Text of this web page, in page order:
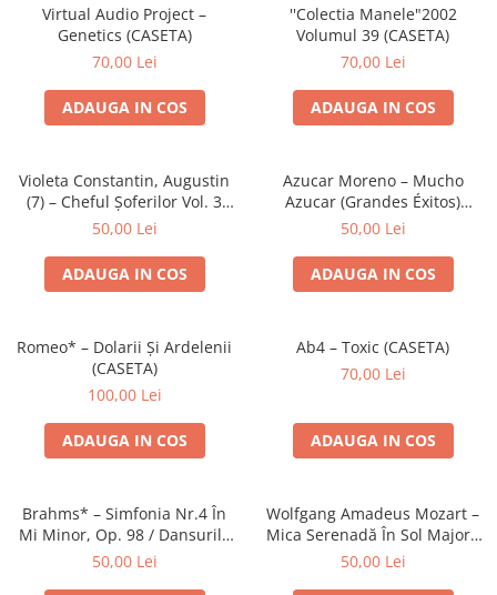
Viniluri Românești
Colecția Electrecord
Virtual Audio Project –
Genetics (CASETA)
70,00 Lei
ADAUGA IN COS
''Colectia Manele"2002
Volumul 39 (CASETA)
70,00 Lei
ADAUGA IN COS
Violeta Constantin, Augustin
(7) – Cheful Șoferilor Vol. 3
(CASETA)
50,00 Lei
ADAUGA IN COS
Azucar Moreno – Mucho
Azucar (Grandes Éxitos)
(CASETA)
50,00 Lei
ADAUGA IN COS
Romeo* – Dolarii Și Ardelenii
(CASETA)
100,00 Lei
ADAUGA IN COS
Ab4 – Toxic (CASETA)
70,00 Lei
ADAUGA IN COS
Brahms* – Simfonia Nr.4 În
Mi Minor, Op. 98 / Dansurile
Ungare Nr. 5 Și 6 (CASETA)
50,00 Lei
Wolfgang Amadeus Mozart –
Mica Serenadă În Sol Major /
O Glumă Muzicală (CASETA)
50,00 Lei